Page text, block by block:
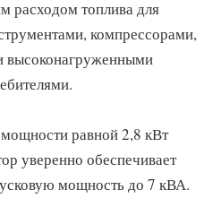
индикацию низкого уровня
профессиональным
расходом топлива для
компрессорами,
высоконагруженными
равной 2,8 кВт
уверенно обеспечивает
мощность до 7 кВА.